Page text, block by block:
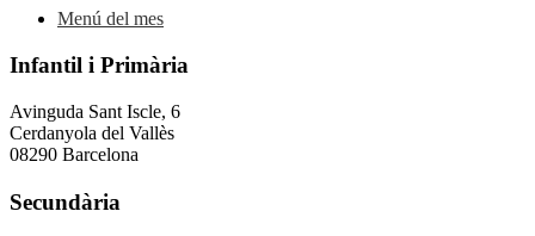
Menú del mes
Infantil i Primària
Avinguda Sant Iscle, 6
Cerdanyola del Vallès
08290 Barcelona
Secundària